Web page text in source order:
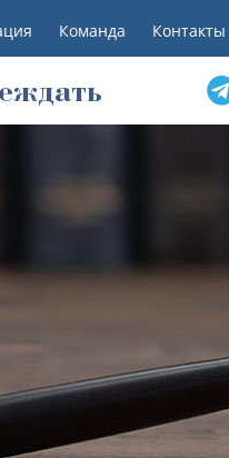
Команда Контакты